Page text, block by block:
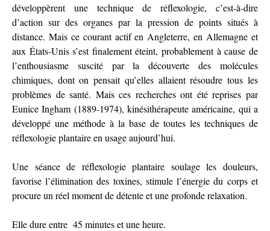
développèrent une technique de réflexologie, c’est-à-dire
d’action sur des organes par la pression de points situés à
distance. Mais ce courant actif en Angleterre, en Allemagne et
aux États-Unis s’est finalement éteint, probablement à cause de
l’enthousiasme suscité par la découverte des molécules
chimiques, dont on pensait qu’elles allaient résoudre tous les
problèmes de santé. Mais ces recherches ont été reprises par
Eunice Ingham (1889-1974), kinésithérapeute américaine, qui a
développé une méthode à la base de toutes les techniques de
réflexologie plantaire en usage aujourd’hui.
Une séance de réflexologie plantaire soulage les douleurs,
favorise l’élimination des toxines, stimule l’énergie du corps et
procure un réel moment de détente et une profonde relaxation.
Elle dure entre 45 minutes et une heure.